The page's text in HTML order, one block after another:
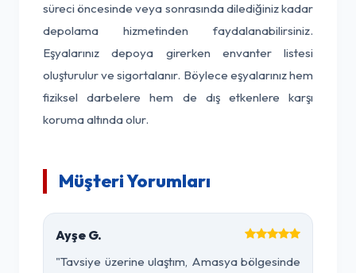
süreci öncesinde veya sonrasında dilediğiniz kadar
depolama hizmetinden faydalanabilirsiniz.
Eşyalarınız depoya girerken envanter listesi
oluşturulur ve sigortalanır. Böylece eşyalarınız hem
fiziksel darbelere hem de dış etkenlere karşı
koruma altında olur.
Müşteri Yorumları
Ayşe G.
"Tavsiye üzerine ulaştım, Amasya bölgesinde